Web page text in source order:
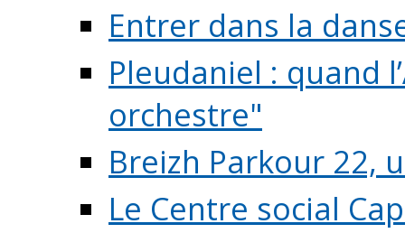
Entrer dans la
Pleudaniel : quand
orchestre"
Breizh Parkour 22,
Le Centre social